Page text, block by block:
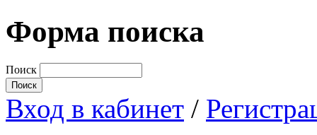
Форма поиска
Поиск
Вход в кабинет /